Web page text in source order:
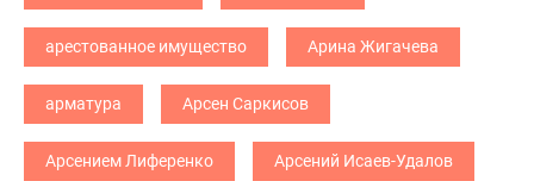
арестованное имущество Арина Жигачева
арматура Арсен Саркисов
Арсением Лиференко Арсений Исаев-Удалов